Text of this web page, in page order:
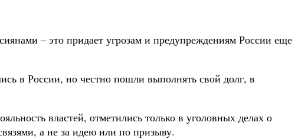
– это придает угрозам и предупреждениям России еще
в России, но честно пошли выполнять свой долг, в
властей, отметились только в уголовных делах о
а не за идею или по призыву.